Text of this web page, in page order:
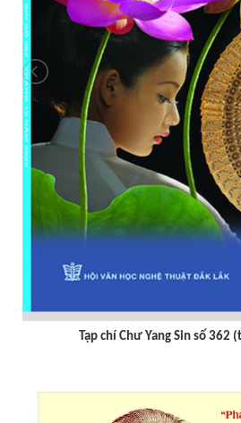
Tạp chí Chư Yang sin